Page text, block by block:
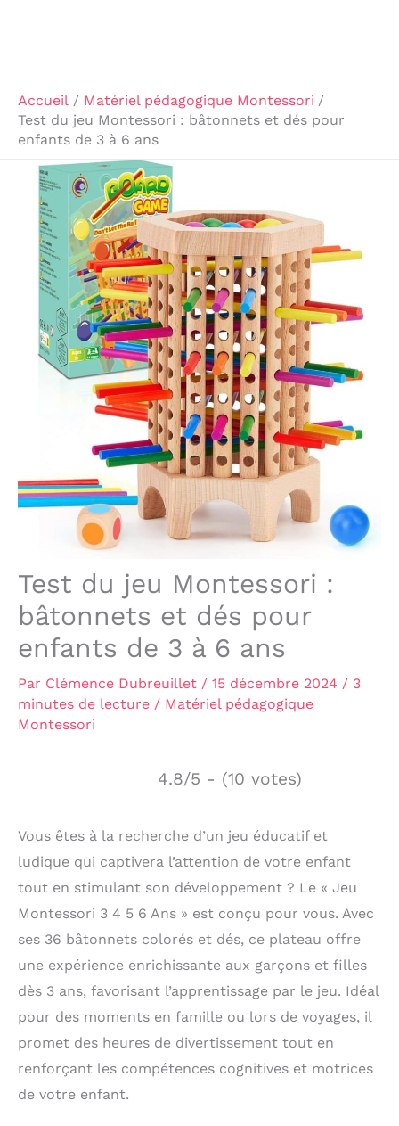
Accueil
Matériel pédagogique Montessori
Test du jeu Montessori : bâtonnets et dés pour
enfants de 3 à 6 ans
Test du jeu Montessori :
bâtonnets et dés pour
enfants de 3 à 6 ans
Par Clémence Dubreuillet / 15 décembre 2024 / 3
minutes de lecture / Matériel pédagogique
Montessori
4.8/5 - (10 votes)
Vous êtes à la recherche d’un jeu éducatif et
ludique qui captivera l’attention de votre enfant
tout en stimulant son développement ? Le « Jeu
Montessori 3 4 5 6 Ans » est conçu pour vous. Avec
ses 36 bâtonnets colorés et dés, ce plateau offre
une expérience enrichissante aux garçons et filles
dès 3 ans, favorisant l’apprentissage par le jeu. Idéal
pour des moments en famille ou lors de voyages, il
promet des heures de divertissement tout en
renforçant les compétences cognitives et motrices
de votre enfant.